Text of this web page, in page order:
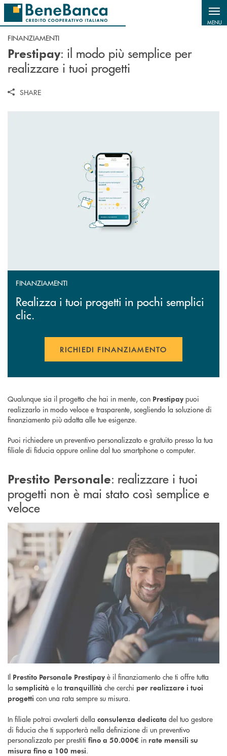
Salta al contenuto principale
MENU
FINANZIAMENTI
Prestipay: il modo più semplice per
realizzare i tuoi progetti
SHARE
FINANZIAMENTI
Realizza i tuoi progetti in pochi semplici
clic.
RICHIEDI FINANZIAMENTO
Qualunque sia il progetto che hai in mente, con Prestipay puoi
realizzarlo in modo veloce e trasparente, scegliendo la soluzione di
finanziamento più adatta alle tue esigenze.
Puoi richiedere un preventivo personalizzato e gratuito presso la tua
filiale di fiducia oppure online dal tuo smartphone o computer.
Prestito Personale: realizzare i tuoi
progetti non è mai stato così semplice e
veloce
Il Prestito Personale Prestipay è il finanziamento che ti offre tutta
la semplicità e la tranquillità che cerchi per realizzare i tuoi
progetti con una rata sempre su misura.
In filiale potrai avvalerti della consulenza dedicata del tuo gestore
di fiducia che ti supporterà nella definizione di un preventivo
personalizzato per prestiti fino a 50.000€ in rate mensili su
misura fino a 100 mesi.